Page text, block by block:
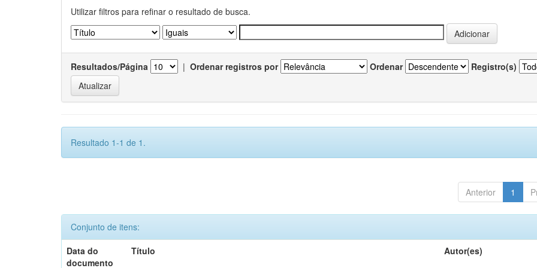
Utilizar filtros para refinar o resultado de busca.
Resultados/Página | Ordenar registros por Ordenar Registro(s)
Resultado 1-1 de 1.
Anterior 1
Conjunto de itens:
Data do
documento
Título Autor(es)